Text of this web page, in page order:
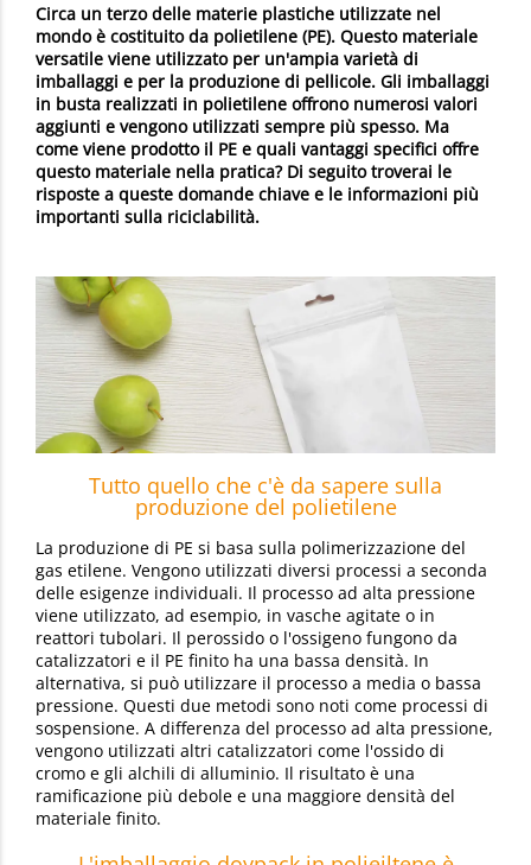
Circa un terzo delle materie plastiche utilizzate nel
mondo è costituito da polietilene (PE). Questo materiale
versatile viene utilizzato per un'ampia varietà di
imballaggi e per la produzione di pellicole. Gli imballaggi
in busta realizzati in polietilene offrono numerosi valori
aggiunti e vengono utilizzati sempre più spesso. Ma
come viene prodotto il PE e quali vantaggi specifici offre
questo materiale nella pratica? Di seguito troverai le
risposte a queste domande chiave e le informazioni più
importanti sulla riciclabilità.
Tutto quello che c'è da sapere sulla
produzione del polietilene
La produzione di PE si basa sulla polimerizzazione del
gas etilene. Vengono utilizzati diversi processi a seconda
delle esigenze individuali. Il processo ad alta pressione
viene utilizzato, ad esempio, in vasche agitate o in
reattori tubolari. Il perossido o l'ossigeno fungono da
catalizzatori e il PE finito ha una bassa densità. In
alternativa, si può utilizzare il processo a media o bassa
pressione. Questi due metodi sono noti come processi di
sospensione. A differenza del processo ad alta pressione,
vengono utilizzati altri catalizzatori come l'ossido di
cromo e gli alchili di alluminio. Il risultato è una
ramificazione più debole e una maggiore densità del
materiale finito.